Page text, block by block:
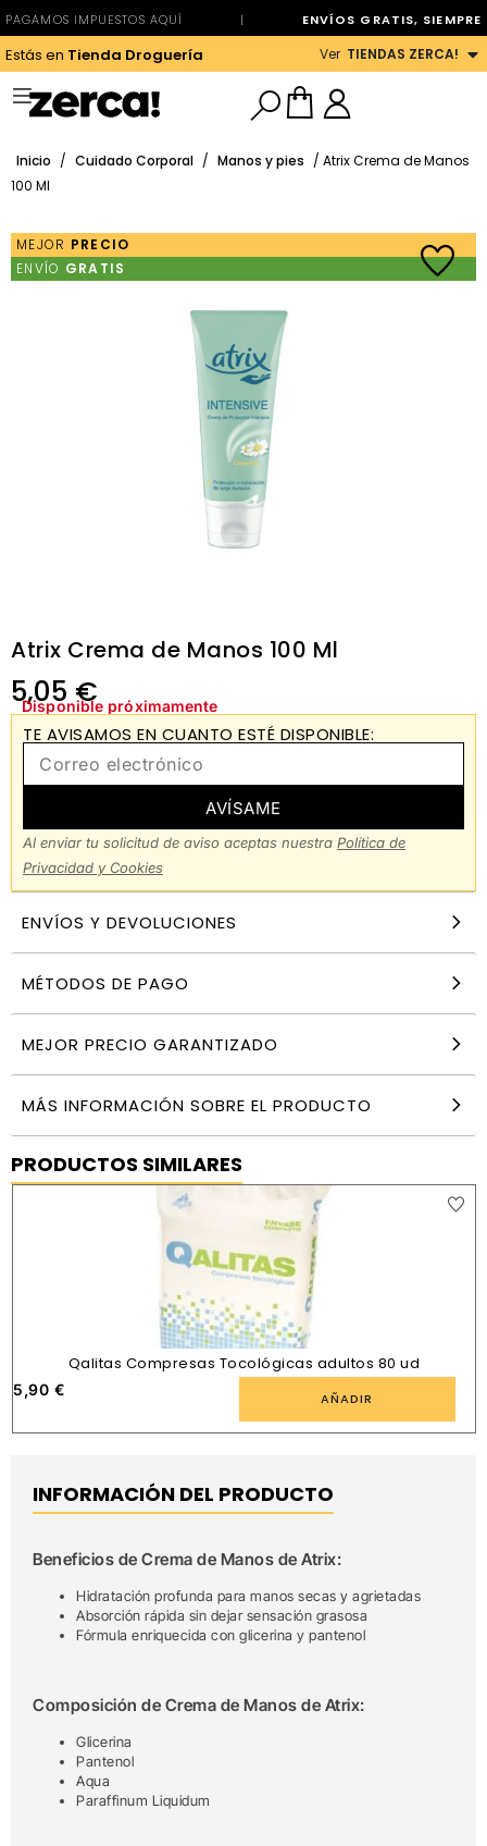
PAGAMOS IMPUESTOS AQUÍ | ENVÍOS GRATIS, SIEMPRE
Estás en Tienda Droguería Ver TIENDAS ZERCA!
Inicio / Cuidado Corporal / Manos y pies / Atrix Crema de Manos
100 Ml
MEJOR PRECIO
ENVÍO GRATIS
Atrix Crema de Manos 100 Ml
5,05 €
Disponible próximamente
TE AVISAMOS EN CUANTO ESTÉ DISPONIBLE:
AVÍSAME
Al enviar tu solicitud de aviso aceptas nuestra Política de
Privacidad y Cookies
ENVÍOS Y DEVOLUCIONES
MÉTODOS DE PAGO
MEJOR PRECIO GARANTIZADO
MÁS INFORMACIÓN SOBRE EL PRODUCTO
PRODUCTOS SIMILARES
Qalitas Compresas Tocológicas adultos 80 ud
5,90 € AÑADIR
INFORMACIÓN DEL PRODUCTO
Beneficios de Crema de Manos de Atrix:
Hidratación profunda para manos secas y agrietadas
Absorción rápida sin dejar sensación grasosa
Fórmula enriquecida con glicerina y pantenol
Composición de Crema de Manos de Atrix:
Glicerina
Pantenol
Aqua
Paraffinum Liquidum